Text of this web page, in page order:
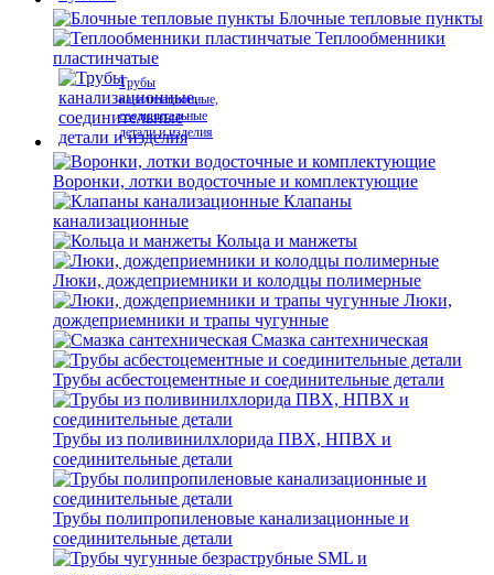
Блочные тепловые пункты
Теплообменники
пластинчатые
Трубы
канализационные,
соединительные
детали и изделия
Воронки, лотки водосточные и комплектующие
Клапаны
канализационные
Кольца и манжеты
Люки, дождеприемники и колодцы полимерные
Люки,
дождеприемники и трапы чугунные
Смазка сантехническая
Трубы асбестоцементные и соединительные детали
Трубы из поливинилхлорида ПВХ, НПВХ и
соединительные детали
Трубы полипропиленовые канализационные и
соединительные детали